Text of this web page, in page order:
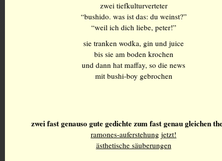
zwei tiefkulturverteter
“bushido. was ist das: du weinst?”
“weil ich dich liebe, peter!”
sie tranken wodka, gin und juice
bis sie am boden krochen
und dann hat maffay, so die news
mit bushi-boy gebrochen
zwei fast genauso gute gedichte zum fast genau gleichen
ramones-auferstehung jetzt!
ästhetische säuberungen